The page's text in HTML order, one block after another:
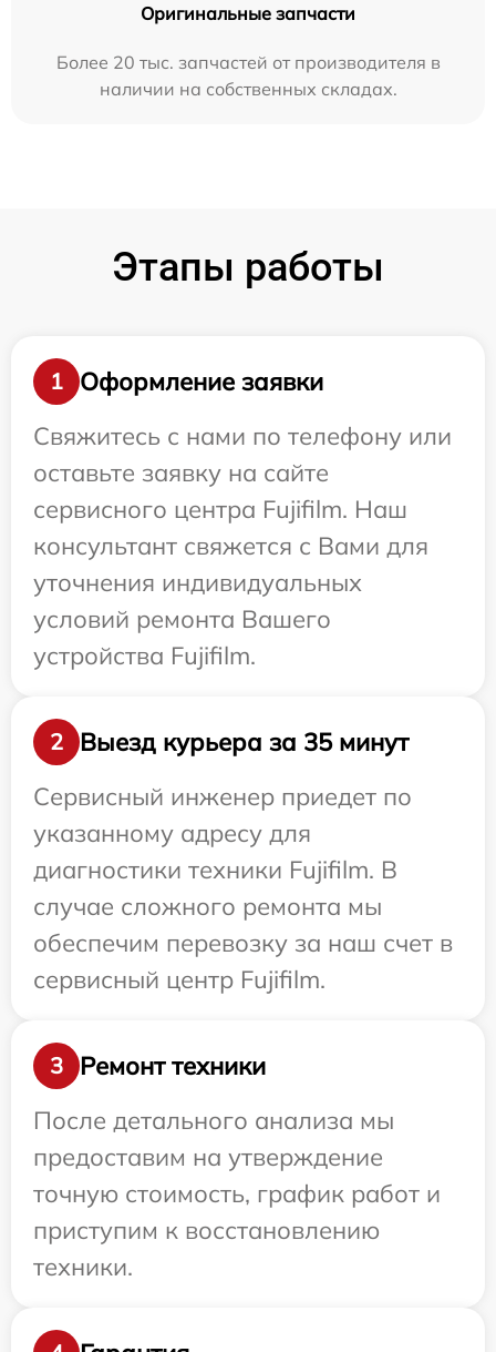
Оригинальные запчасти
Более 20 тыс. запчастей от производителя в
наличии на собственных складах.
Этапы работы
1
Оформление заявки
Свяжитесь с нами по телефону или
оставьте заявку на сайте
сервисного центра Fujifilm. Наш
консультант свяжется с Вами для
уточнения индивидуальных
условий ремонта Вашего
устройства Fujifilm.
2
Выезд курьера за 35 минут
Сервисный инженер приедет по
указанному адресу для
диагностики техники Fujifilm. В
случае сложного ремонта мы
обеспечим перевозку за наш счет в
сервисный центр Fujifilm.
3
Ремонт техники
После детального анализа мы
предоставим на утверждение
точную стоимость, график работ и
приступим к восстановлению
техники.